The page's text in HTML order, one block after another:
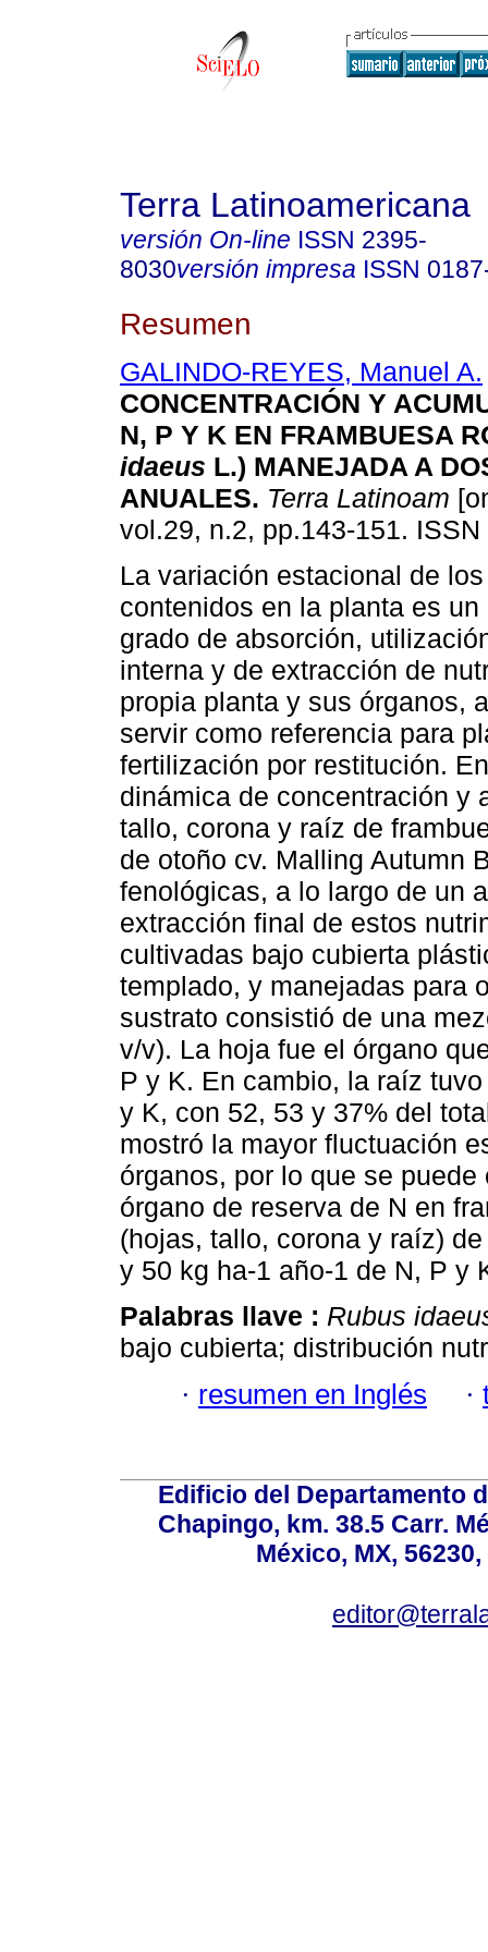
Terra Latinoamericana
versión On-line ISSN 2395-
8030versión impresa ISSN
Resumen
GALINDO-REYES, Manuel A.
CONCENTRACIÓN Y
N, P Y K EN FRAMBUESA
idaeus L.) MANEJADA A
ANUALES. Terra Latinoam
vol.29, n.2, pp.143-151.
La variación estacional de
contenidos en la planta es
grado de absorción,
interna y de extracción de
propia planta y sus órganos,
servir como referencia para
fertilización por restitución.
dinámica de concentración y
tallo, corona y raíz de
de otoño cv. Malling Autumn
fenológicas, a lo largo de un
extracción final de estos
cultivadas bajo cubierta
templado, y manejadas para
sustrato consistió de una
v/v). La hoja fue el órgano
P y K. En cambio, la raíz
y K, con 52, 53 y 37% del
mostró la mayor fluctuación
órganos, por lo que se
órgano de reserva de N en
(hojas, tallo, corona y raíz)
y 50 kg ha-1 año-1 de N, P y
Palabras llave : Rubus
bajo cubierta; distribución
· resumen en Inglés ·
Edificio del Departamento
Chapingo, km. 38.5 Carr.
México, MX,